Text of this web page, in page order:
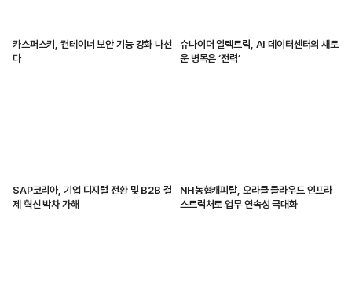
카스퍼스키, 컨테이너 보안 기능 강화 나선
다
슈나이더 일렉트릭, AI 데이터센터의 새로
운 병목은 ‘전력’
SAP코리아, 기업 디지털 전환 및 B2B 결
제 혁신 박차 가해
NH농협캐피탈, 오라클 클라우드 인프라
스트럭처로 업무 연속성 극대화